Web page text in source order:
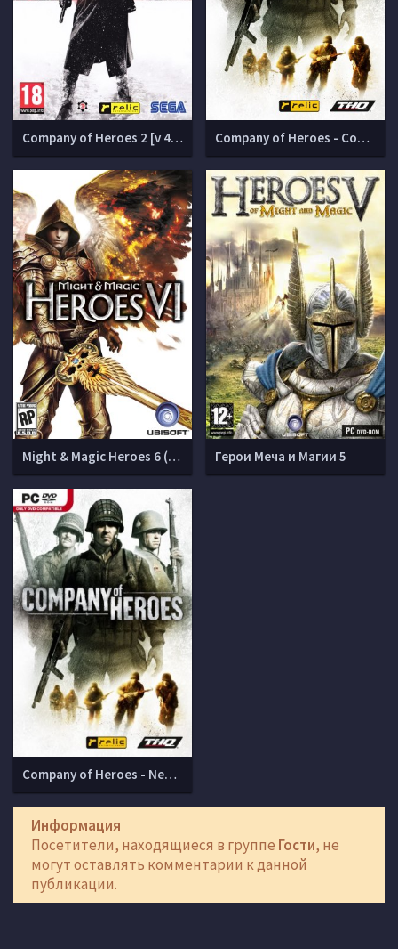
Company of Heroes 2 [v 4.0.0.21863 + DLCs] Company of Heroes - Complete Edition
Might & Magic Heroes 6 (v 2.1.1) Герои Меча и Магии 5
Company of Heroes - New Steam Version
Информация
Посетители, находящиеся в группе Гости, не
могут оставлять комментарии к данной
публикации.